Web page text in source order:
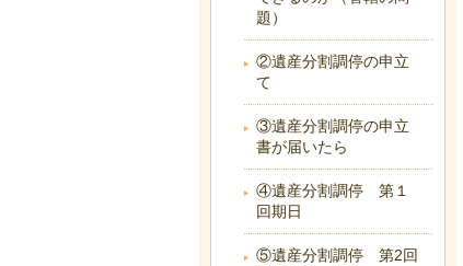
題）
②遺産分割調停の申立
て
③遺産分割調停の申立
書が届いたら
④遺産分割調停 第１
回期日
⑤遺産分割調停 第2回